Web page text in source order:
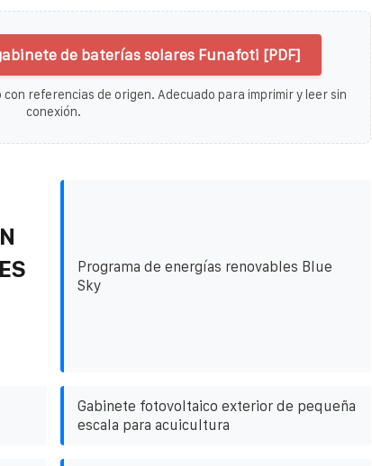
de baterías solares Funafoti [PDF]
referencias de origen. Adecuado para imprimir y leer sin
conexión.
Programa de energías renovables Blue
Sky
Gabinete fotovoltaico exterior de pequeña
escala para acuicultura